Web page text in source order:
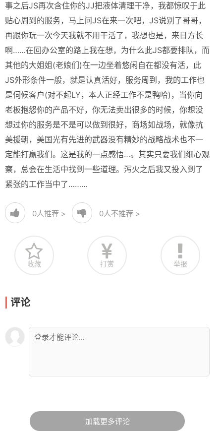
事之后JS再次含住你的JJ把液体清理干净，我都惊叹于此
贴心周到的服务，马上问JS在来一次吧，JS说别了哥哥，
再跟你玩一次今天我就不用干活了，我想也是，来日方长
啊……在回办公室的路上我在想，为什么此JS都要排队，而
其他的大姐姐(老娘们)在一边坐着悠闲自在都没有活，此
JS外形条件一般，就是认真活好，服务周到，我的工作也
是伺候客户(对不起LY，本人正经工作不是鸭哈)，当你向
老板抱怨你的产品不好，你无法卖出很多的时候，你想没
想过你的服务是不是可以做到很好，商场如战场，就像抗
美援朝，美国光有先进的武器没有精妙的战略战术也不一
定能打赢我们。这是我的一点感悟…。其实只要我们细心观
察，总会在生活中找到一些道理。泻火之后我又投入到了
紧张的工作当中了………
0人推荐 > 0人不推荐 >
收藏 打赏 举报
评论
加载更多评论